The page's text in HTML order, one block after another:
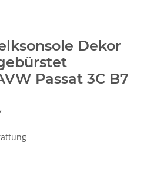
Dekor
Passat 3C B7